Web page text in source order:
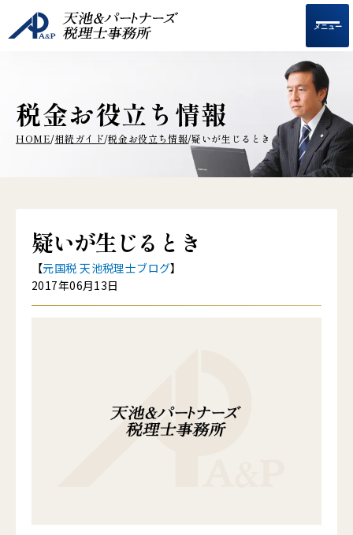
メニュー
税金お役立ち情報
HOME/相続ガイド/税金お役立ち情報/疑いが生じるとき
疑いが生じるとき
【元国税 天池税理士ブログ】
2017年06月13日